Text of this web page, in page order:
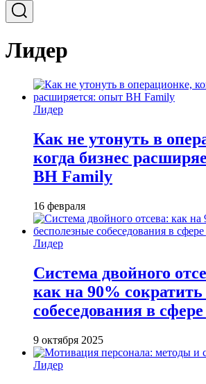
Лидер
Лидер
Как не утонуть в
когда бизнес
BH Family
16 февраля
Лидер
Система двойного
как на 90%
собеседования в сфере
9 октября 2025
Лидер